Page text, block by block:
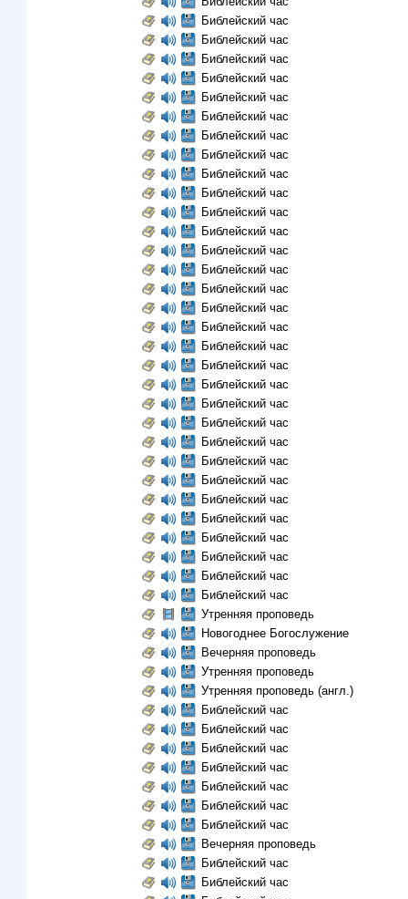
Библейский час
Библейский час
Библейский час
Библейский час
Библейский час
Библейский час
Библейский час
Библейский час
Библейский час
Библейский час
Библейский час
Библейский час
Библейский час
Библейский час
Библейский час
Библейский час
Библейский час
Библейский час
Библейский час
Библейский час
Библейский час
Библейский час
Библейский час
Библейский час
Библейский час
Библейский час
Библейский час
Библейский час
Библейский час
Библейский час
Библейский час
Утренняя проповедь
Новогоднее Богослужение
Вечерняя проповедь
Утренняя проповедь
Утренняя проповедь (англ.)
Библейский час
Библейский час
Библейский час
Библейский час
Библейский час
Библейский час
Библейский час
Вечерняя проповедь
Библейский час
Библейский час